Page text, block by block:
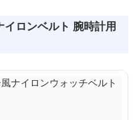
ロンベルト 腕時計用